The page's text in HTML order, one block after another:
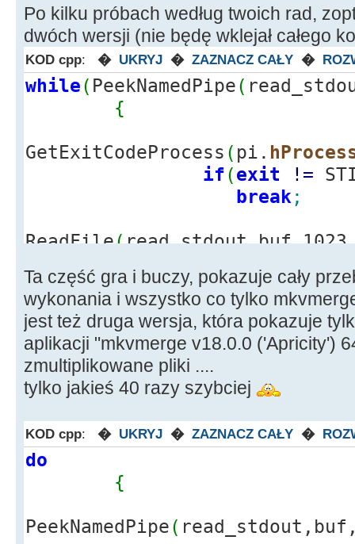
Po kilku próbach według twoich rad,
dwóch wersji (nie będę wklejał całego
KOD cpp: � UKRYJ � ZAZNACZ CAŁY �
while( PeekNamedPipe(
{
GetExitCodeProcess ( pi.
if(exit ! =
break ;
ReadFile(
mess=String
pos=mess.
while(pos> 0
{
>Add(mess.SubString(1, pos
pos);
pos
Ta część gra i buczy, pokazuje cały
wykonania i wszystko co tylko
jest też druga wersja, która pokazuje
aplikacji "mkvmerge v18.0.0 ('Apricity')
zmultiplikowane pliki ....
tylko jakieś 40 razy szybciej
KOD cpp: � UKRYJ � ZAZNACZ CAŁY �
do
{
PeekNamedPipe(